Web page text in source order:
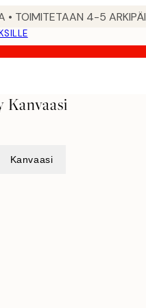
• TOIMITETAAN 4-5
Kanvaasi
Kanvaasi